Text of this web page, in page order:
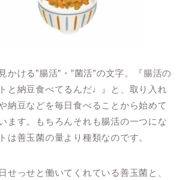
かける”腸活”・”菌活”の文字。『腸活の
と納豆食べてるんだ♩』と、取り入れ
納豆などを毎日食べることから始めて
ます。もちろんそれも腸活の一つにな
は善玉菌の量より種類なのです。
せっせと働いてくれている善玉菌と、